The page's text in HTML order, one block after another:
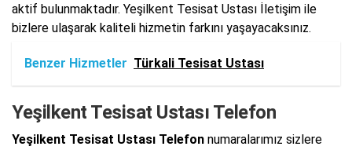
aktif bulunmaktadır. Yeşilkent Tesisat Ustası İletişim ile
bizlere ulaşarak kaliteli hizmetin farkını yaşayacaksınız.
Benzer Hizmetler Türkali Tesisat Ustası
Yeşilkent Tesisat Ustası Telefon
Yeşilkent Tesisat Ustası Telefon numaralarımız sizlere